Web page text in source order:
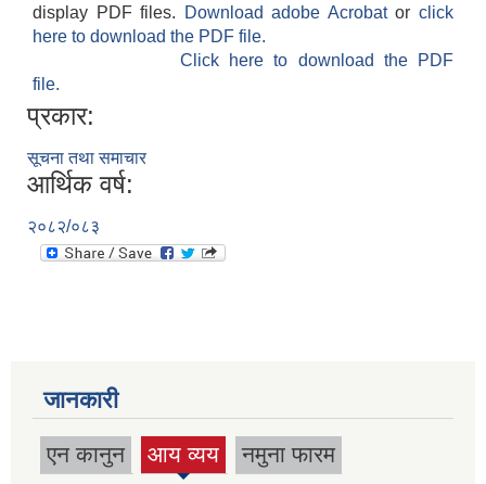
display PDF files.
Download adobe Acrobatorclick
here to download the PDF file.
Click here to download the PDF
file.
प्रकार:
सूचना तथा समाचार
आर्थिक वर्ष:
२०८२/०८३
जानकारी
एन कानुन आय व्यय
(active
नमुना फारम